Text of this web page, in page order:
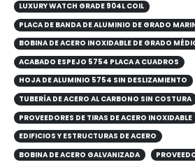
LUXURY WATCH GRADE 904L COIL
PLACA DE BANDA DE ALUMINIO DE GRADO
BOBINA DE ACERO INOXIDABLE DE GRADO
ACABADO ESPEJO 5754 PLACA A CUADROS
HOJA DE ALUMINIO 5754 SIN DESLIZAMIENTO
TUBERÍA DE ACERO AL CARBONO SIN COSTURA
PROVEEDORES DE TIRAS DE ACERO INOXIDABLE
EDIFICIOS Y ESTRUCTURAS DE ACERO
BOBINA DE ACERO GALVANIZADA